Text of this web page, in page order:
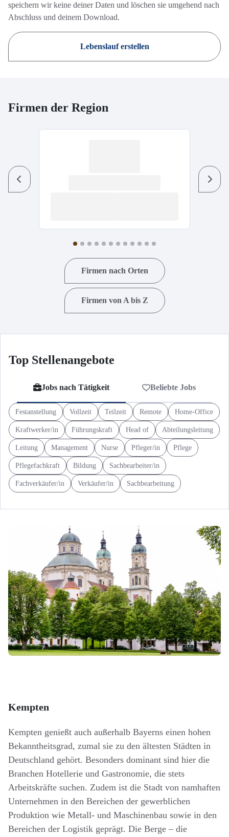
speichern wir keine deiner Daten und löschen sie umgehend nach
Abschluss und deinem Download.
Lebenslauf erstellen
Firmen der Region
Previous Next
Firmen nach Orten
Firmen von A bis Z
Top Stellenangebote
Jobs nach Tätigkeit Beliebte Jobs
Festanstellung Vollzeit Teilzeit Remote Home-Office
Kraftwerker/in Führungskraft Head of Abteilungsleitung
Leitung Management Nurse Pfleger/in Pflege
Pflegefachkraft Bildung Sachbearbeiter/in
Fachverkäufer/in Verkäufer/in Sachbearbeitung
Kempten
Kempten genießt auch außerhalb Bayerns einen hohen
Bekanntheitsgrad, zumal sie zu den ältesten Städten in
Deutschland gehört. Besonders dominant sind hier die
Branchen Hotellerie und Gastronomie, die stets
Arbeitskräfte suchen. Zudem ist die Stadt von namhaften
Unternehmen in den Bereichen der gewerblichen
Produktion wie Metall- und Maschinenbau sowie in den
Bereichen der Logistik geprägt. Die Berge – die